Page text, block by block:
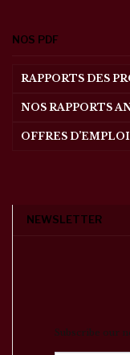
NOS PDF
RAPPORTS DES
NOS RAPPORTS
OFFRES D’EMPLOI
NEWSLETTER
Subscribe our